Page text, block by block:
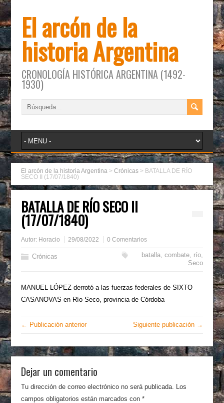
El arcón de la
historia Argentina
CRONOLOGÍA HISTÓRICA ARGENTINA (1492-
1930)
El arcón de la historia Argentina >Crónicas > BATALLA DE RÍO
SECO II (17/07/1840)
BATALLA DE RÍO SECO II
(17/07/1840)
Autor: Horacio 29/08/2022 0 Comentarios
Crónicas batalla, combate, río,
Seco
MANUEL LÓPEZ derrotó a las fuerzas federales de SIXTO
CASANOVAS en Río Seco, provincia de Córdoba
← Publicación anterior Siguiente publicación →
Dejar un comentario
Tu dirección de correo electrónico no será publicada. Los
campos obligatorios están marcados con*